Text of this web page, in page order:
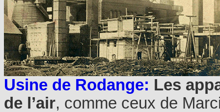
Usine de Rodange: Les
de l’air, comme ceux de